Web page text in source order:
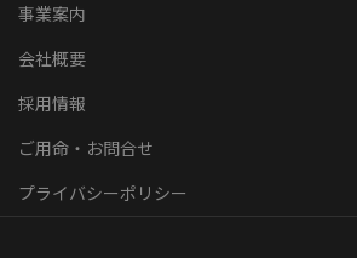
事業案内
会社概要
採用情報
ご用命・お問合せ
プライバシーポリシー